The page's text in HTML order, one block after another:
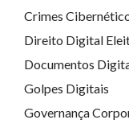
Crimes
Direito Digital
Documentos
Golpes Digitais
Governança